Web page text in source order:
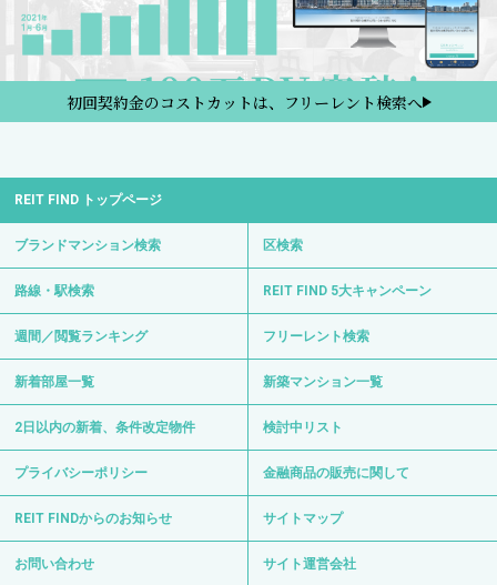
初回契約金のコストカットは、フリーレント検索へ
REIT FIND トップページ
ブランドマンション検索 区検索
路線・駅検索 REIT FIND 5大キャンペーン
週間／閲覧ランキング フリーレント検索
新着部屋一覧 新築マンション一覧
2日以内の新着、条件改定物件 検討中リスト
プライバシーポリシー 金融商品の販売に関して
REIT FINDからのお知らせ サイトマップ
お問い合わせ サイト運営会社